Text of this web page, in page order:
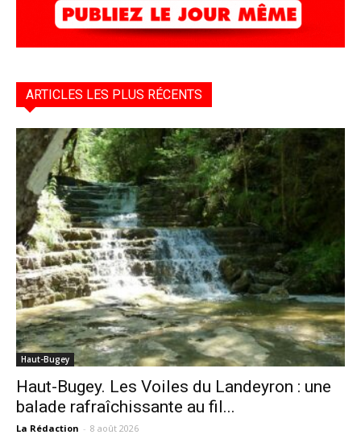
ARTICLES LES PLUS RÉCENTS
Haut-Bugey
Haut-Bugey. Les Voiles du Landeyron : une
balade rafraîchissante au fil...
La Rédaction - 8 août 2026